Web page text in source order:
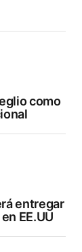
como
entregar
EE.UU